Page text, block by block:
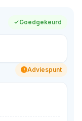
Goedgekeurd
! Adviespunt